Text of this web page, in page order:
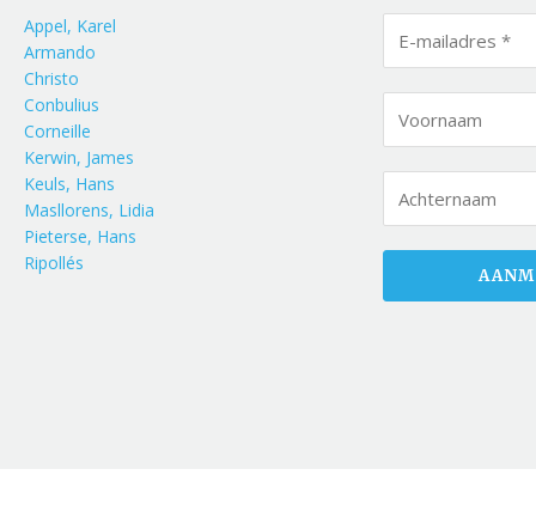
Appel, Karel
Armando
Christo
Conbulius
Corneille
Kerwin, James
Keuls, Hans
Masllorens, Lidia
Pieterse, Hans
Ripollés